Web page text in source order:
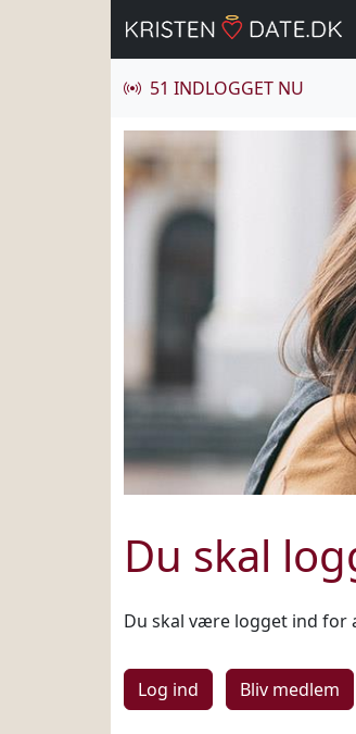
51 INDLOGGET NU
Du skal
Du skal være logget ind for
Log ind